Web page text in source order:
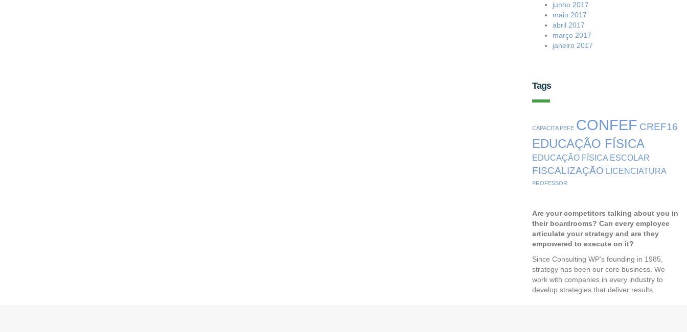
junho 2017
maio 2017
abril 2017
março 2017
janeiro 2017
Tags
CAPACITA PEFE CONFEF CREF16
EDUCAÇÃO FÍSICA
EDUCAÇÃO FÍSICA ESCOLAR
FISCALIZAÇÃO LICENCIATURA
PROFESSOR
Are your competitors talking about you in
their boardrooms? Can every employee
articulate your strategy and are they
empowered to execute on it?
Since Consulting WP’s founding in 1985,
strategy has been our core business. We
work with companies in every industry to
develop strategies that deliver results.